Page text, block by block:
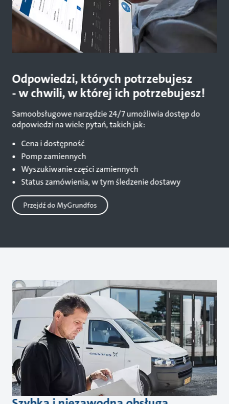
Odpowiedzi, których potrzebujesz
- w chwili, w której ich potrzebujesz!
Samoobsługowe narzędzie 24/7 umożliwia dostęp do
odpowiedzi na wiele pytań, takich jak:
Cena i dostępność
Pomp zamiennych
Wyszukiwanie części zamiennych
Status zamówienia, w tym śledzenie dostawy
Przejdź do MyGrundfos